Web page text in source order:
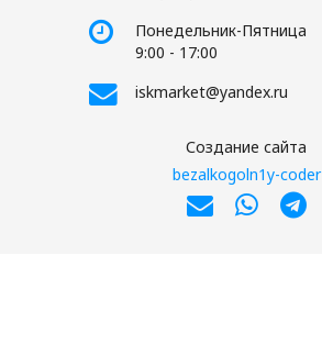
Понедельник-Пятница
9:00 - 17:00
iskmarket@yandex.ru
Создание сайта
bezalkogoln1y-coder